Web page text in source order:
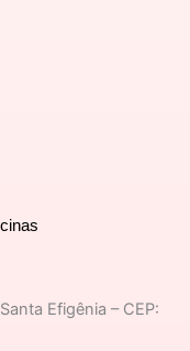
Efigênia – CEP: